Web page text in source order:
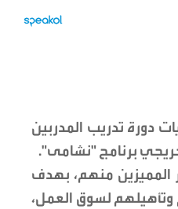
دورة تدريب المدربين
المميزين منهم، بهدف
وتأهيلهم لسوق العمل،